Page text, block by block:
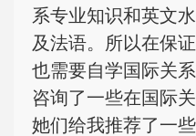
系专业知识和英文
及法语。所以在保
也需要自学国际关
咨询了一些在国际
她们给我推荐了一